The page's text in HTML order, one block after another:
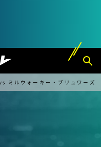
ミルウォーキー・ブリュワーズ